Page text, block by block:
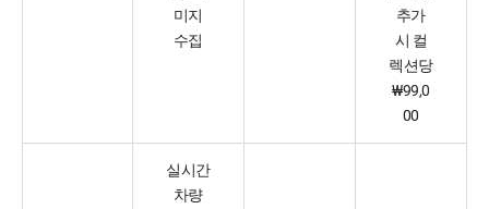
미지
수집
추가
시 컬
렉션당
₩99,0
00
실시간
차량